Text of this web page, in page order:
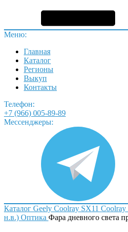
Меню:
Главная
Каталог
Регионы
Выкуп
Контакты
Телефон:
+7 (966) 005-89-89
Мессенджеры:
Каталог Geely Coolray SX11 Coolray
н.в.) Оптика Фара дневного света